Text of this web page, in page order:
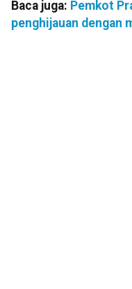
Baca juga: Pemkot
penghijauan dengan